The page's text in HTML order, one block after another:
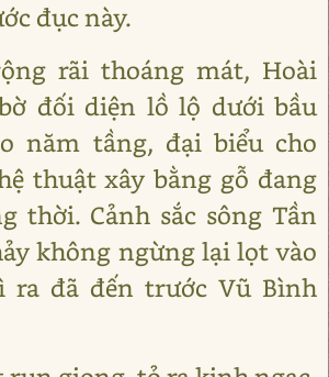
đục này.
rãi thoáng mát, Hoài
đối diện lồ lộ dưới bầu
năm tầng, đại biểu cho
thuật xây bằng gỗ đang
thời. Cảnh sắc sông Tần
không ngừng lại lọt vào
ra đã đến trước Vũ Bình